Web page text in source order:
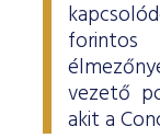
vezető
akit a